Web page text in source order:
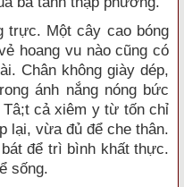
trực. Một cây cao bóng
hoang vu nào cũng có
Chân không giày dép,
ánh nắng nóng bức
cả xiêm y từ tốn chỉ
lại, vừa đủ để che thân.
để trì bình khất thực.
sống.